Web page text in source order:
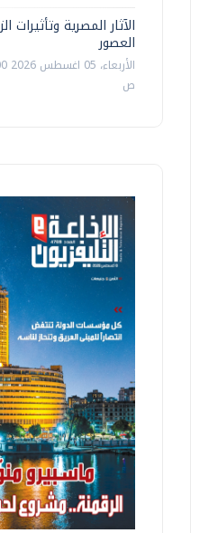
الآثار المصرية وتأثيرات
العصور
ص